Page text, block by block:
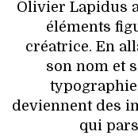
Olivier Lapidus
éléments
créatrice. En
son nom et
deviennent des
qui